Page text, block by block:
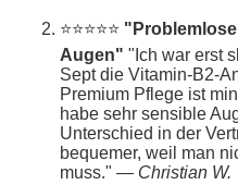
⭐⭐⭐⭐⭐
Augen" "Ich war erst
Sept die Vitamin-B2-
Premium Pflege ist
habe sehr sensible
Unterschied in der
bequemer, weil man
muss." — Christian W.